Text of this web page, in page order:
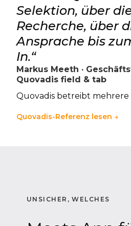
Selektion, über
Recherche, über
Ansprache bis
In.“
Markus Meeth ·
Quovadis field & tab
Quovadis betreibt mehrere
Quovadis-Referenz lesen →
UNSICHER, WELCHES